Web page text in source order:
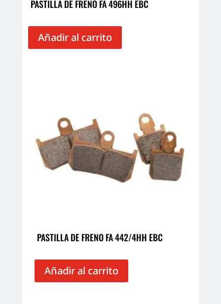
PASTILLA DE FRENO FA 496HH EBC
Añadir al carrito
PASTILLA DE FRENO FA 442/4HH EBC
Añadir al carrito